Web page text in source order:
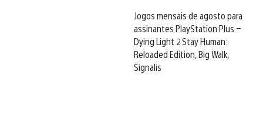
Jogos mensais de agosto para
assinantes PlayStation Plus –
Dying Light 2 Stay Human:
Reloaded Edition, Big Walk,
Signalis